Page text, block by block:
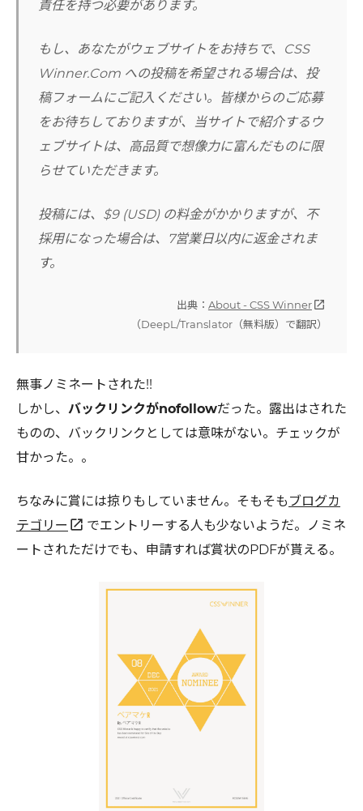
責任を持つ必要があります。
もし、あなたがウェブサイトをお持ちで、CSS
Winner.Com への投稿を希望される場合は、投
稿フォームにご記入ください。皆様からのご応募
をお待ちしておりますが、当サイトで紹介するウ
ェブサイトは、高品質で想像力に富んだものに限
らせていただきます。
投稿には、$9 (USD) の料金がかかりますが、不
採用になった場合は、7営業日以内に返金されま
す。
出典： About - CSS Winneropen_in_new
（DeepL/Translator（無料版）で翻訳）
無事ノミネートされた!!
しかし、 バックリンクがnofollowだった。露出はされた
ものの、バックリンクとしては意味がない。チェックが
甘かった。。
ちなみに賞には掠りもしていません。そもそも ブログカ
テゴリー open_in_new でエントリーする人も少ないようだ。ノミネ
ートされただけでも、申請すれば賞状のPDFが貰える。